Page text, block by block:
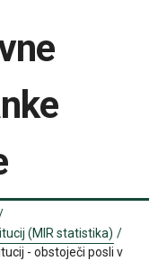
(MIR statistika) /
- obstoječi posli v